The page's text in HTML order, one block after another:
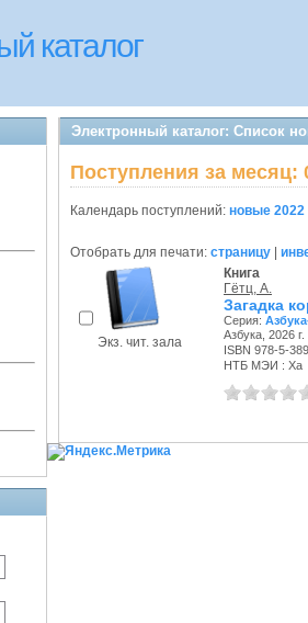
каталог
Электронный каталог: Список
Поступления за месяц:
Календарь поступлений: новые 2022
Отобрать для печати: страницу
Экз. чит. зала
Книга
Гётц, А.
Загадка
Серия:
Азбука, 2026 г.
ISBN 978-5-
НТБ МЭИ : Ха